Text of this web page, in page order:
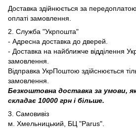
Доставка здійнюється за
оплаті замовлення.
2. Служба "Укрпошта"
- Адресна доставка до дверей.
- Доставка на найближче відділення
замовлення.
Відправка УкрПоштою здійснюється
замовлення.
Безкоштовна доставка за умови,
складає 10000 грн і більше.
3. Самовивіз
м. Хмельницький, БЦ "Parus".